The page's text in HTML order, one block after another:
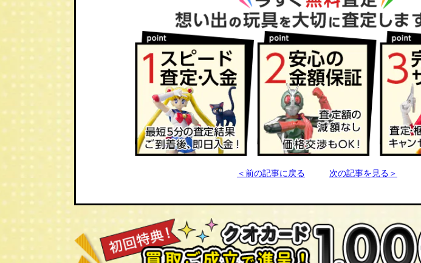
＜前の記事に戻る 次の記事を見る＞